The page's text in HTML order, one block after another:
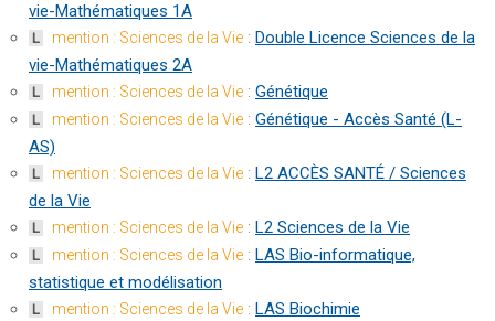
vie-Mathématiques 1A
L mention : Sciences de la Vie : Double Licence Sciences de la
vie-Mathématiques 2A
L mention : Sciences de la Vie : Génétique
L mention : Sciences de la Vie : Génétique - Accès Santé (L-
AS)
L mention : Sciences de la Vie : L2 ACCÈS SANTÉ / Sciences
de la Vie
L mention : Sciences de la Vie : L2 Sciences de la Vie
L mention : Sciences de la Vie : LAS Bio-informatique,
statistique et modélisation
L mention : Sciences de la Vie : LAS Biochimie